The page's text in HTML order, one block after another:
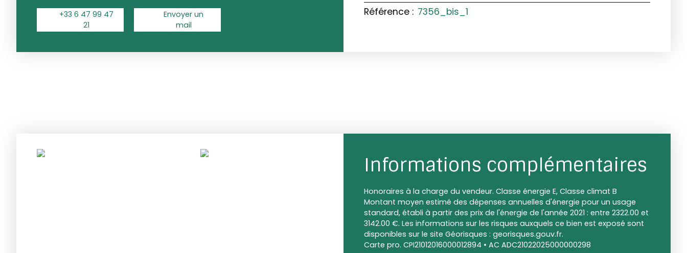
+33 6 47 99 47
21
Envoyer un
mail
Référence : 7356_bis_1
Informations complémentaires
Honoraires à la charge du vendeur. Classe énergie E, Classe climat B
Montant moyen estimé des dépenses annuelles d'énergie pour un usage
standard, établi à partir des prix de l'énergie de l'année 2021 : entre 2322.00 et
3142.00 €. Les informations sur les risques auxquels ce bien est exposé sont
disponibles sur le site Géorisques : georisques.gouv.fr.
Carte pro. CPI21012016000012894 • AC ADC21022025000000298